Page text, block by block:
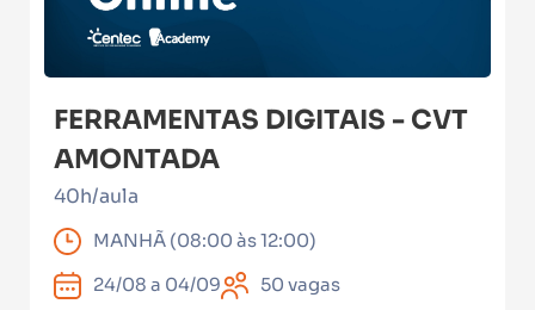
FERRAMENTAS DIGITAIS - CVT
AMONTADA
40h/aula
MANHÃ (08:00 às 12:00)
24/08 a 04/09
50 vagas